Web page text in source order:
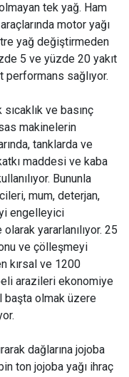
tek yağ. Ham
motor yağı
yağ değiştirmeden
5 ve yüzde 20 yakıt
performans sağlıyor.
ve basınç
makinelerin
tanklarda ve
maddesi ve kaba
Bununla
mum, deterjan,
engelleyici
yararlanılıyor. 25
ve çölleşmeyi
kırsal ve 1200
arazileri ekonomiye
başta olmak üzere
dağlarına jojoba
ton jojoba yağı ihraç